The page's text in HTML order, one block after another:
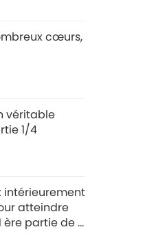
cœurs,
véritable
1/4
intérieurement
atteindre
ère partie de 2